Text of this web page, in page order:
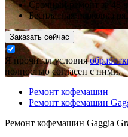
Срочный ремонт за48
Бесплатная парковка
Заказать сейчас
Я прочитал условия
полностью согласен с ними.
Ремонт кофемашин
Ремонт кофемашин
Ремонт кофемашин Gaggia